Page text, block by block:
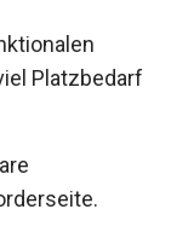
Platzbedarf